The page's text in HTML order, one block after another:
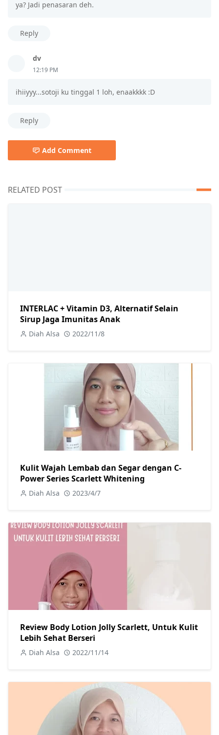
ya? Jadi penasaran deh.
Reply
dv
12:19 PM
ihiiyyy...sotoji ku tinggal 1 loh, enaakkkk :D
Reply
Add Comment
RELATED POST
INTERLAC + Vitamin D3, Alternatif Selain
Sirup Jaga Imunitas Anak
Diah Alsa 2022/11/8
Kulit Wajah Lembab dan Segar dengan C-
Power Series Scarlett Whitening
Diah Alsa 2023/4/7
Review Body Lotion Jolly Scarlett, Untuk Kulit
Lebih Sehat Berseri
Diah Alsa 2022/11/14